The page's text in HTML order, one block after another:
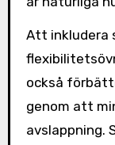
Att inkludera
också
genom att
avslappning.